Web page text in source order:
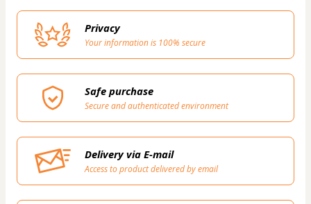
Privacy
Your information is 100% secure
Safe purchase
Secure and authenticated environment
Delivery via E-mail
Access to product delivered by email